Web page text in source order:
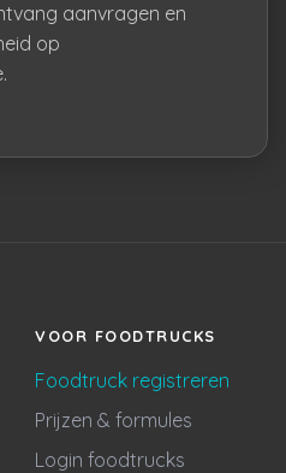
aanvragen en
op
VOOR FOODTRUCKS
Foodtruck registreren
Prijzen & formules
Login foodtrucks